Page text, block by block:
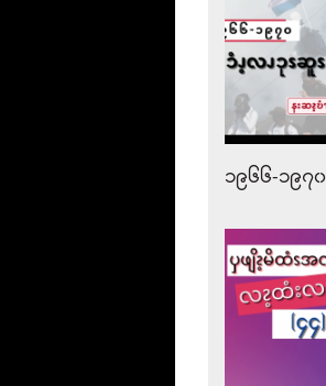
၁၉၆၆-၁၉၇